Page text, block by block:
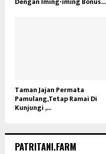
Taman Jajan Permata
Pamulang,Tetap Ramai Di
Kunjungi ,...
PATRITANI.FARM